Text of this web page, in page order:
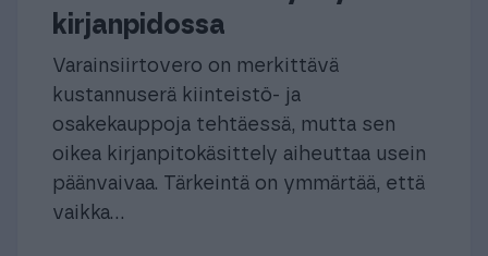
kirjanpidossa
Varainsiirtovero on merkittävä
kustannuserä kiinteistö- ja
osakekauppoja tehtäessä, mutta sen
oikea kirjanpitokäsittely aiheuttaa usein
päänvaivaa. Tärkeintä on ymmärtää, että
vaikka...